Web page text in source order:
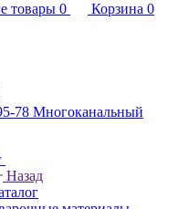
товары 0 Корзина 0
78 Многоканальный
Назад